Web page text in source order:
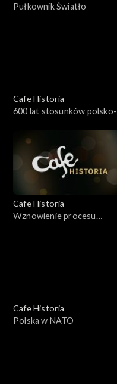
Pułkownik Światło
Cafe Historia
600 lat stosunków polsko-
Cafe Historia
Wznowienie procesu
Cafe Historia
Polska w NATO